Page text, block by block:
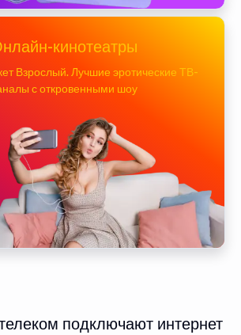
кинотеатры
Взрослый. Лучшие эротические ТВ-
с откровенными шоу
подключают интернет